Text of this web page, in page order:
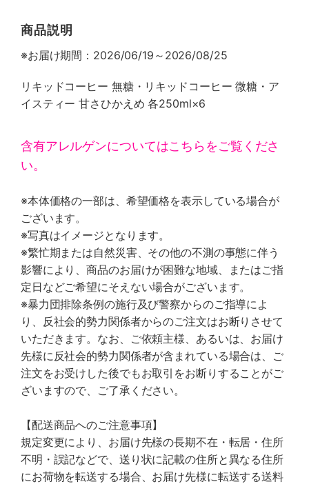
商品説明
※お届け期間：2026/06/19～2026/08/25
リキッドコーヒー 無糖・リキッドコーヒー 微糖・ア
イスティー 甘さひかえめ 各250ml×6
含有アレルゲンについてはこちらをご覧くださ
い。
※本体価格の一部は、希望価格を表示している場合が
ございます。
※写真はイメージとなります。
※繁忙期または自然災害、その他の不測の事態に伴う
影響により、商品のお届けが困難な地域、またはご指
定日などご希望にそえない場合がございます。
※暴力団排除条例の施行及び警察からのご指導によ
り、反社会的勢力関係者からのご注文はお断りさせて
いただきます。なお、ご依頼主様、あるいは、お届け
先様に反社会的勢力関係者が含まれている場合は、ご
注文をお受けした後でもお取引をお断りすることがご
ざいますので、ご了承ください。
【配送商品へのご注意事項】
規定変更により、お届け先様の長期不在・転居・住所
不明・誤記などで、送り状に記載の住所と異なる住所
にお荷物を転送する場合、お届け先様に転送する送料